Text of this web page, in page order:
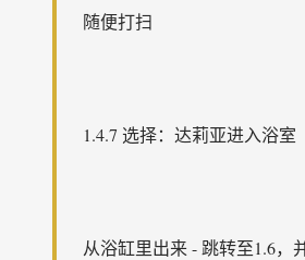
随便打扫
1.4.7 选择：达莉亚进入浴室
从浴缸里出来 - 跳转至1.6，